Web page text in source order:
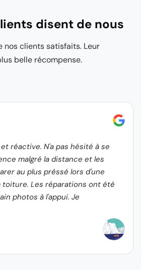
disent de nous
nos clients satisfaits. Leur
belle récompense.
réactive. N'a pas hésité à se
malgré la distance et les
au plus préssé lors d'une
toiture. Les réparations ont été
photos à l'appui. Je